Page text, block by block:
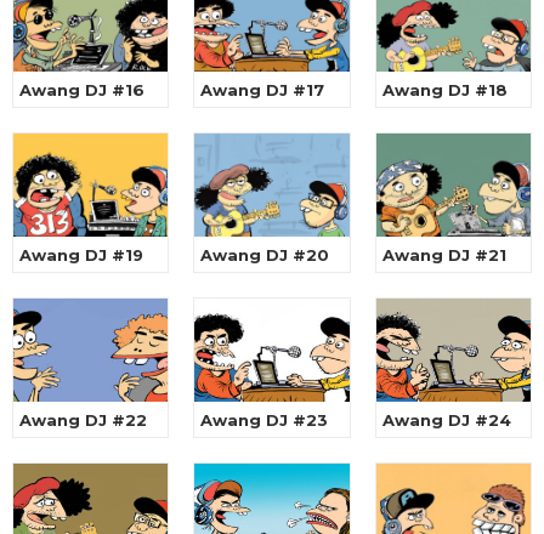
Awang DJ #16 Awang DJ #17 Awang DJ #18
Awang DJ #19 Awang DJ #20 Awang DJ #21
Awang DJ #22 Awang DJ #23 Awang DJ #24